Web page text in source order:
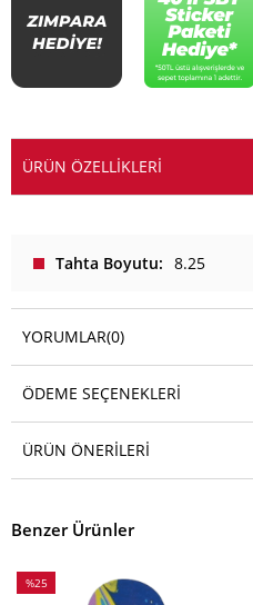
ÜRÜN ÖZELLIKLERI
Tahta Boyutu 8.25
YORUMLAR(0)
ÖDEME SEÇENEKLERI
ÜRÜN ÖNERILERI
Benzer Ürünler
%25